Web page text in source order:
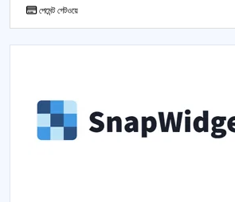
পেমেন্ট গেটওয়ে